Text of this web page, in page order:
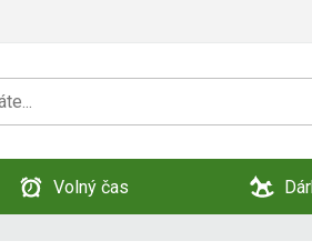
Volný čas